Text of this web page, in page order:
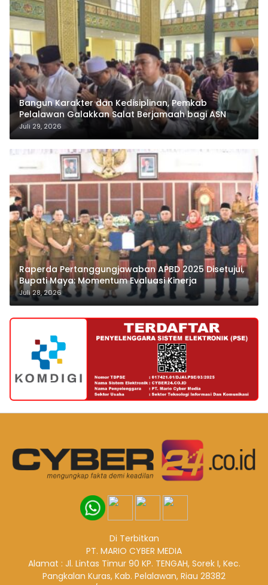
Bangun Karakter dan Kedisiplinan, Pemkab
Pelalawan Galakkan Salat Berjamaah bagi ASN
Juli 29, 2026
Raperda Pertanggungjawaban APBD 2025 Disetujui,
Bupati Maya: Momentum Evaluasi Kinerja
Juli 28, 2026
Di Terbitkan
PT. MARIO CYBER MEDIA
Alamat : Jl. Lintas Timur 90 KP. TENGAH, Sorek I, Kec.
Pangkalan Kuras, Kab. Pelalawan, Riau 28382